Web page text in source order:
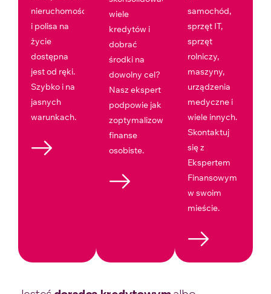
nieruchomości
i polisa na
życie
dostępna
jest od ręki.
Szybko i na
jasnych
warunkach.
wiele
kredytów i
dobrać
środki na
dowolny cel?
Nasz ekspert
podpowie jak
zoptymalizować
finanse
osobiste.
samochód,
sprzęt IT,
sprzęt
rolniczy,
maszyny,
urządzenia
medyczne i
wiele innych.
Skontaktuj
się z
Ekspertem
Finansowym
w swoim
mieście.